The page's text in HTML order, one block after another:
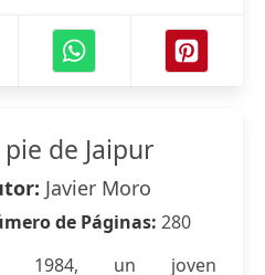
pie de Jaipur
Javier Moro
de Páginas: 280
1984, un joven